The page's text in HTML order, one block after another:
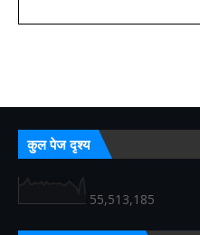
कुल पेज दृश्य
55,513,185